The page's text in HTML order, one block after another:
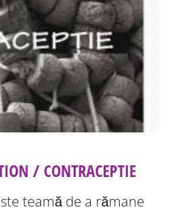
/ CONTRACEPTIE
teamă de a rămane